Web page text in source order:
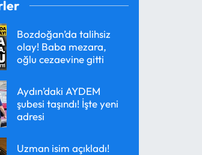
Bozdoğan’da talihsiz
olay! Baba mezara,
oğlu cezaevine gitti
Aydın’daki AYDEM
şubesi taşındı! İşte yeni
adresi
Uzman isim açıkladı!